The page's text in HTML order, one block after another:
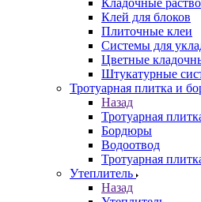
Кладочные
Клей для блоков
Плиточные клеи
Системы для
Цветные
Штукатурные
Тротуарная плитка и
Назад
Тротуарная
Бордюры
Водоотвод
Тротуарная
Утеплитель
Назад